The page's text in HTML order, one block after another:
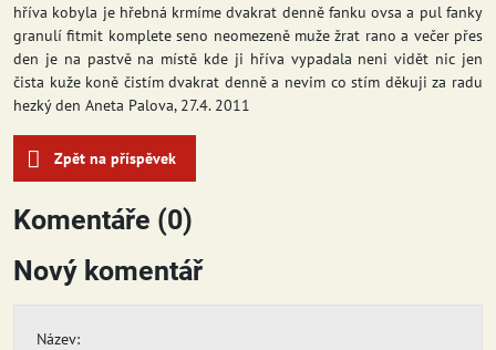
hříva kobyla je hřebná krmíme dvakrat denně fanku ovsa a pul fanky
granulí fitmit komplete seno neomezeně muže žrat rano a večer přes
den je na pastvě na místě kde ji hříva vypadala neni vidět nic jen
čista kuže koně čistím dvakrat denně a nevim co stím děkuji za radu
hezký den Aneta Palova, 27.4. 2011
Zpět na příspěvek
Komentáře (0)
Nový komentář
Název: